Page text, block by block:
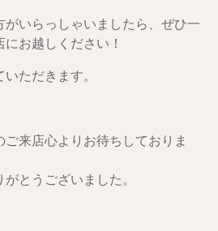
いらっしゃいましたら、ぜひ一
お越しください！
ただきます。
来店心よりお待ちしておりま
とうございました。